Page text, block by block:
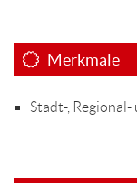
Merkmale
Stadt-,